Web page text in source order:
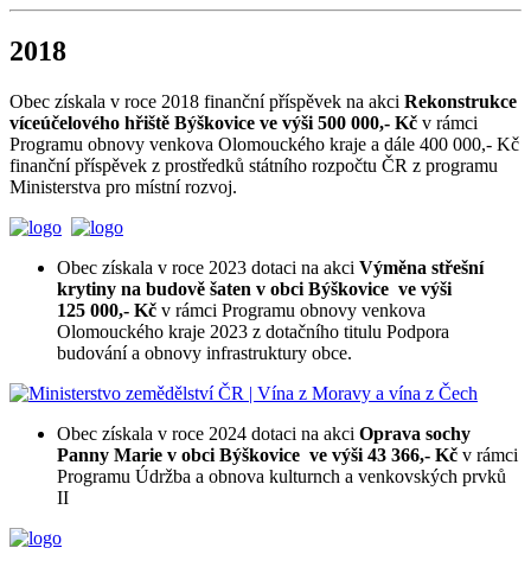
2018
Obec získala v roce 2018 finanční příspěvek na akci Rekonstrukce
víceúčelového hřiště Býškovice ve výši 500 000,- Kč v rámci
Programu obnovy venkova Olomouckého kraje a dále 400 000,- Kč
finanční příspěvek z prostředků státního rozpočtu ČR z programu
Ministerstva pro místní rozvoj.
Obec získala v roce 2023 dotaci na akci Výměna střešní
krytiny na budově šaten v obci Býškovice ve výši
125 000,- Kč v rámci Programu obnovy venkova
Olomouckého kraje 2023 z dotačního titulu Podpora
budování a obnovy infrastruktury obce.
Obec získala v roce 2024 dotaci na akci Oprava sochy
Panny Marie v obci Býškovice ve výši 43 366,- Kč v rámci
Programu Údržba a obnova kulturnch a venkovských prvků
II